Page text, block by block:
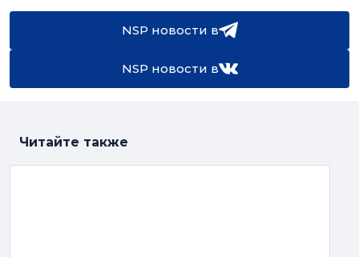
NSP новости в
NSP новости в
Читайте также